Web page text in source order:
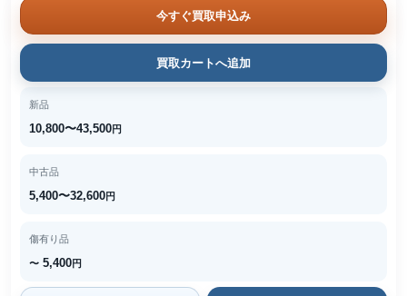
今すぐ買取申込み
買取カートへ追加
新品
10,800〜43,500円
中古品
5,400〜32,600円
傷有り品
〜 5,400円